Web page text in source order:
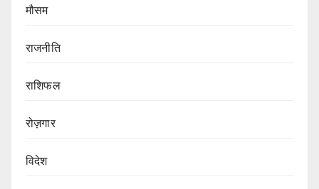
मौसम
राजनीति
राशिफल
रोज़गार
विदेश